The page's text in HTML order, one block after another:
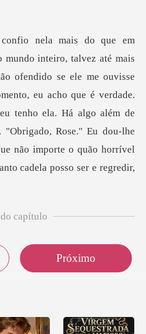
ouvisse
eu acho que é verdade.
tenho ela. Há algo além de
"Obrigado
capítulo
Próximo